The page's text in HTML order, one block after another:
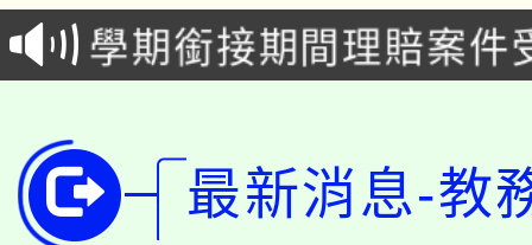
程
學期銜接期間理賠案件
學籍身 分審查程序及
版
淨零綠領人才培育課程
公告本校115學年度第
代理(課)教師甄選結果(
「2026金融保險知識
最新消息-教